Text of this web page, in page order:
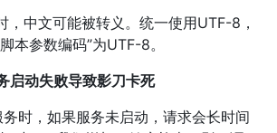
，中文可能被转义。统一使用UTF-8，
本参数编码”为UTF-8。
启动失败导致影刀卡死
时，如果服务未启动，请求会长时间